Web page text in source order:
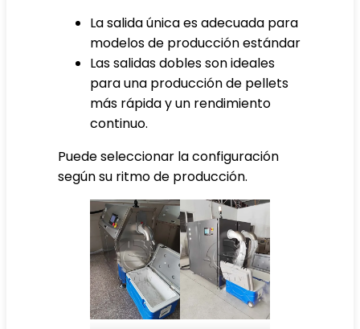
La salida única es adecuada para
modelos de producción estándar
Las salidas dobles son ideales
para una producción de pellets
más rápida y un rendimiento
continuo.
Puede seleccionar la configuración
según su ritmo de producción.